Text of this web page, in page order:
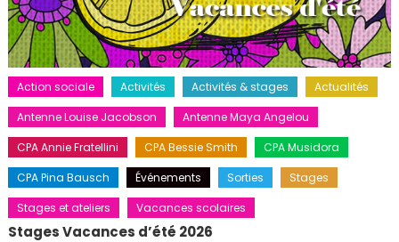
Action sociale Activités Activités & stages
Actualités
Antenne Louise Jacobson
Antenne Maya Angelou
CPA Annie Fratellini
CPA Bessie Smith
CPA Musidora
CPA Pina Bausch
Événements Sorties
Stages
Stages et ateliers
Vacances scolaires
Stages Vacances d’été 2026